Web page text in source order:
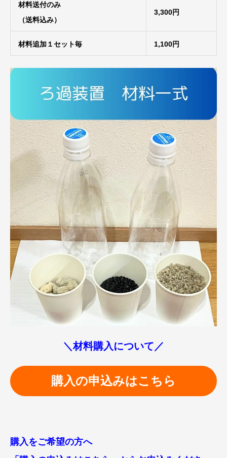
材料送付のみ
（送料込み）
3,300円
材料追加１セット毎 1,100円
＼材料購入について／
購入の申込みはこちら
購入をご希望の方へ